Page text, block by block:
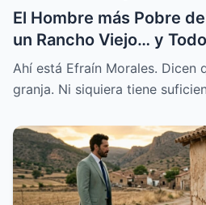
El Hombre más Pobre
un Rancho Viejo… y
Hasta que Pasó Esto
Ahí está Efraín Morales. Dicen
granja. Ni siquiera tiene